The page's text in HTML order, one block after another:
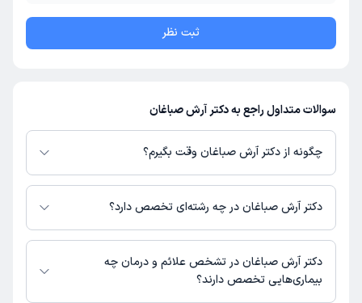
ثبت نظر
سوالات متداول راجع به دکتر آرش صباغان
چگونه از دکتر آرش صباغان وقت بگیرم؟
در صورتی کهدکتر آرش صباغاندارای پروفایل فعال و نوبت‌دهی باز در پلتفرم
دکترتو باشند، می‌توانید از طریق این پلتفرم برای دریافت نوبت اقدام کنید. در
مطب، شماره تماس، برنامه حضور در مطب، تصاویر پزشک، ساعات کاری و سایر
اطلاعات مرتبط با خدمات پزشکی و نوبت‌گیری ممکن است در پروفایل ایشان در
دکترتو در دسترس باشد
دکتر آرش صباغان در چه رشته‌ای تخصص دارد؟
دکتر آرش صباغان در رشته‌های زیر (پزشکی) تخصص دارند:
عمومی
دکتر آرش صباغان در تشخص علائم و درمان چه
بیماری‌هایی تخصص دارند؟